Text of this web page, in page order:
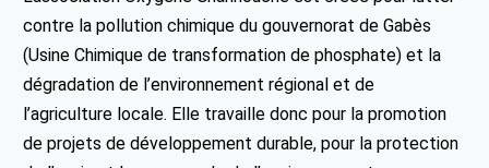
contre la pollution chimique du gouvernorat de Gabès
(Usine Chimique de transformation de phosphate) et la
dégradation de l’environnement régional et de
l’agriculture locale. Elle travaille donc pour la promotion
de projets de développement durable, pour la protection